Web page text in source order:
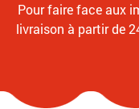
Pour faire face aux
livraison à partir de